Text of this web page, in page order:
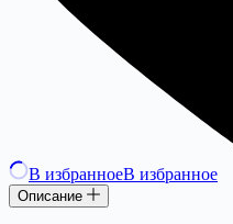
В избранноеВ избранное
Описание